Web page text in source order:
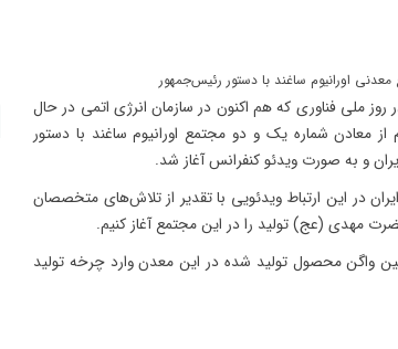
روز ملی فناوری که هم اکنون در سازمان انرژی اتمی در حال
معادن شماره یک و دو مجتمع اورانیوم ساغند با دستور
و به صورت ویدئو کنفرانس آغاز شد.
در این ارتباط ویدئویی با تقدیر از تلاش‌های متخصصان
مهدی (عج) تولید را در این مجتمع آغاز کنیم.
واگن محصول تولید شده در این معدن وارد چرخه تولید